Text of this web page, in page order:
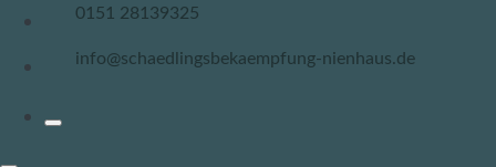
0151 28139325
info@schaedlingsbekaempfung-nienhaus.de